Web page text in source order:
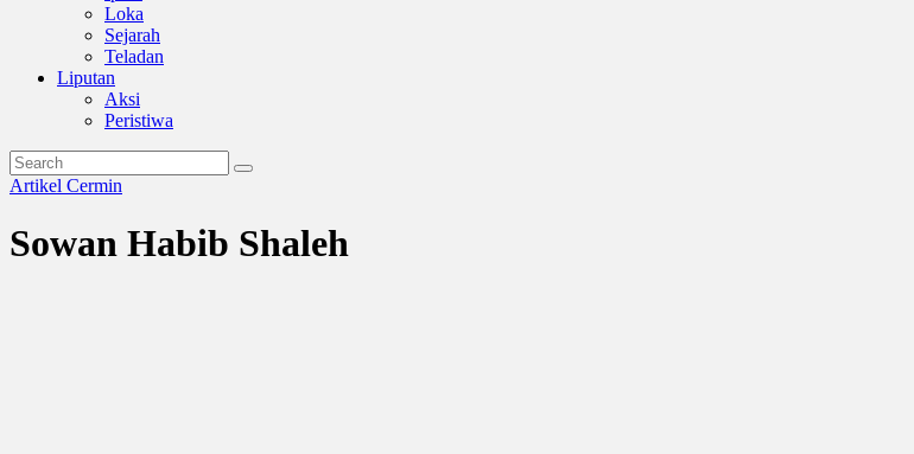
Loka
Sejarah
Teladan
Liputan
Aksi
Peristiwa
Artikel Cermin
Sowan Habib Shaleh